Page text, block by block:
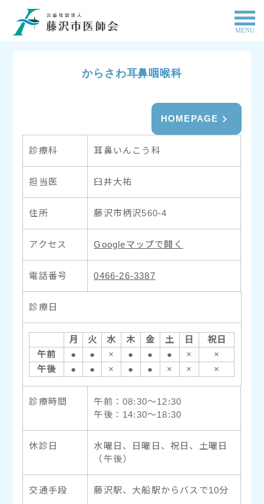
MENU
からさわ耳鼻咽喉科
HOMEPAGE
診療科 耳鼻いんこう科
担当医 臼井大祐
住所 藤沢市柄沢560-4
アクセス Googleマップで開く
電話番号 0466-26-3387
診療日
月 火 水 木 金 土 日
祝日
午前
● ● × ● ● ● ×
×
午後
● ● × ● ● × × ×
診療時間
午前：08:30〜12:30
午後：14:30〜18:30
休診日
水曜日、日曜日、祝日、土曜日
（午後）
交通手段 藤沢駅、大船駅からバスで10分